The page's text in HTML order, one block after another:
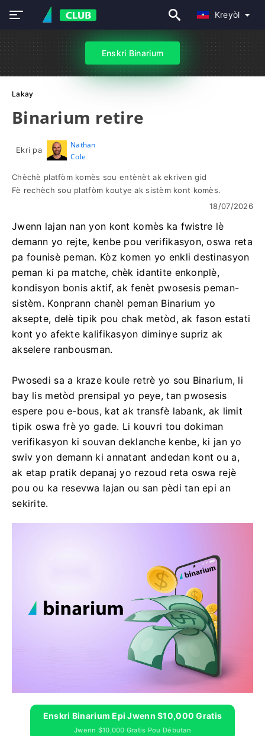
Kreyòl
Enskri Binarium
Lakay
Binarium retire
Ekri pa
Nathan
Cole
Chèchè platfòm komès sou entènèt ak ekriven gid
Fè rechèch sou platfòm koutye ak sistèm kont komès.
18/07/2026
Jwenn lajan nan yon kont komès ka fwistre lè
demann yo rejte, kenbe pou verifikasyon, oswa reta
pa founisè peman. Kòz komen yo enkli destinasyon
peman ki pa matche, chèk idantite enkonplè,
kondisyon bonis aktif, ak fenèt pwosesis peman-
sistèm. Konprann chanèl peman Binarium yo
aksepte, delè tipik pou chak metòd, ak fason estati
kont yo afekte kalifikasyon diminye supriz ak
akselere ranbousman.
Pwosedi sa a kraze koule retrè yo sou Binarium, li
bay lis metòd prensipal yo peye, tan pwosesis
espere pou e-bous, kat ak transfè labank, ak limit
tipik oswa frè yo gade. Li kouvri tou dokiman
verifikasyon ki souvan deklanche kenbe, ki jan yo
swiv yon demann ki annatant andedan kont ou a,
ak etap pratik depanaj yo rezoud reta oswa rejè
pou ou ka resevwa lajan ou san pèdi tan epi an
sekirite.
Enskri Binarium Epi Jwenn $10,000 Gratis
Jwenn $10,000 Gratis Pou Débutan